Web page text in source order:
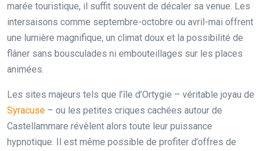
marée touristique, il suffit souvent de décaler sa venue. Les
intersaisons comme septembre-octobre ou avril-mai offrent
une lumière magnifique, un climat doux et la possibilité de
flâner sans bousculades ni embouteillages sur les places
animées.
Les sites majeurs tels que l’île d’Ortygie – véritable joyau de
Syracuse – ou les petites criques cachées autour de
Castellammare révèlent alors toute leur puissance
hypnotique. Il est même possible de profiter d’offres de